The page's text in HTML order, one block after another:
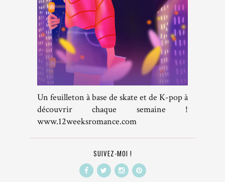
Un feuilleton à base de skate et de K-pop à
découvrir chaque semaine !
www.12weeksromance.com
SUIVEZ-MOI !